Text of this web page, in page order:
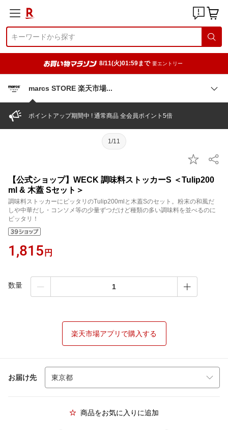
8/11(火)01:59まで 要エントリー
marcs STORE 楽天市場
ポイントアップ期間中 ! 通常商品 全会員ポイント5倍
1/11
【公式ショップ】WECK 調味料ストッカーS ＜Tulip200
ml & 木蓋 Sセット＞
調味料ストッカーにピッタリのTulip200mlと木蓋Sのセット。粉末の和風だ
しや中華だし・コンソメ等の少量ずつだけど種類の多い調味料を並べるのに
ピッタリ！
1,815 円
数量
楽天市場アプリで購入する
お届け先
商品をお気に入りに追加